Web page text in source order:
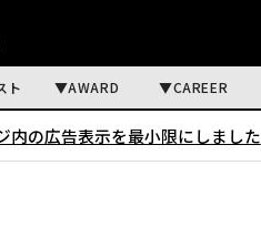
ト AWARD CAREER
内の広告表示を最小限にしました